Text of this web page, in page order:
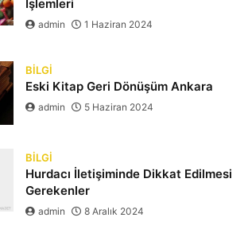
İşlemleri
admin 1 Haziran 2024
BILGI
Eski Kitap Geri Dönüşüm Ankara
admin 5 Haziran 2024
BILGI
Hurdacı İletişiminde Dikkat Edilmesi
Gerekenler
admin 8 Aralık 2024